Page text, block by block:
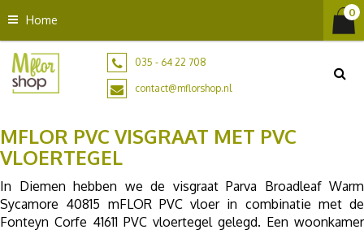
n
o
n
e
n
t
Home
035 - 64 22 708
contact@mflorshop.nl
MFLOR PVC VISGRAAT MET PVC
VLOERTEGEL
In Diemen hebben we de visgraat Parva Broadleaf Warm
Sycamore 40815 mFLOR PVC vloer in combinatie met de
Fonteyn Corfe 41611 PVC vloertegel gelegd. Een woonkamer